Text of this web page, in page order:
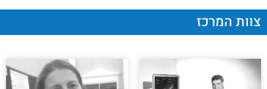
צוות המרכז